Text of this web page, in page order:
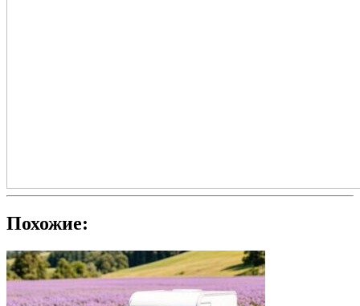
Похожие: